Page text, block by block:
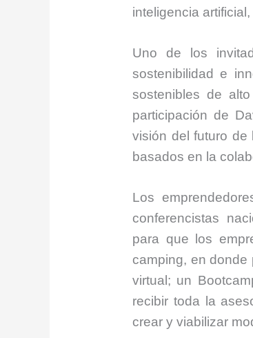
inteligencia
Uno de los
sostenibilidad e
sostenibles de
participación de
visión del futuro de
basados en la
Los
conferencistas
para que los
camping, en donde
virtual; un
recibir toda la
crear y viabilizar